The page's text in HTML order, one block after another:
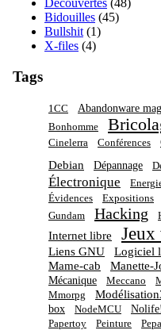
Découvertes (48)
Bidouilles (45)
Bullshit (1)
X-files (4)
Tags
1CC Abandonware
Bonhomme
Cinelerra
Conférences
Debian Dépannage
Électronique
Évidences
Expositions
Gundam
Hacking
Internet libre Jeux
Liens GNU Logiciel
Mame-cab Manette-
Mécanique Meccano
Mmorpg
box
NodeMCU Nolife!
Papertoy
Peinture